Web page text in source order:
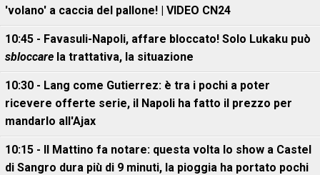
'volano' a caccia del pallone! | VIDEO CN24
10:45 - Favasuli-Napoli, affare bloccato! Solo Lukaku può
sbloccare la trattativa, la situazione
10:30 - Lang come Gutierrez: è tra i pochi a poter
ricevere offerte serie, il Napoli ha fatto il prezzo per
mandarlo all'Ajax
10:15 - Il Mattino fa notare: questa volta lo show a Castel
di Sangro dura più di 9 minuti, la pioggia ha portato pochi